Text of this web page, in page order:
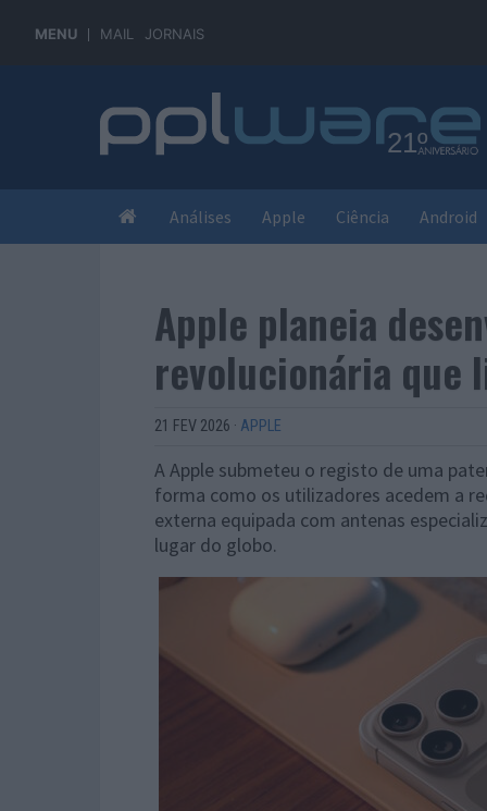
MENU MAIL JORNAIS
Análises Apple Ciência Android
Apple planeia
revolucionária que
21 FEV 2026 · APPLE
A Apple submeteu o registo de uma
forma como os utilizadores acedem a
externa equipada com antenas
lugar do globo.